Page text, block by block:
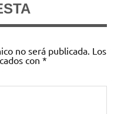
no será publicada. Los
con *